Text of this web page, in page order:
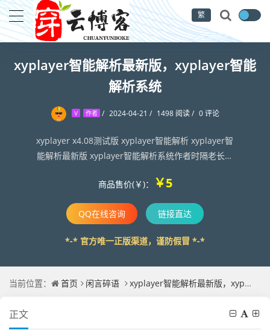
繁
xyplayer智能解析最新版，xyplayer智能
解析系统
V 作者 / 2024-04-21 / 1498 阅读 / 0 评论
xyplayer x4.08测试版 xyplayer智能解析 xyplayer智
能解析最新版 xyplayer智能解析系统作者时隔老长一
些功能这和那些自己二次开发的有些不同XyPlayer 智
能解析 X4安装须知：主目录文件结构及...
商品售价(￥)： ￥5
QQ在线咨询 链接直达
*-* 官方唯一正版渠道，谨防假冒 *-*
当前位置： 首页 闲言碎语 xyplayer智能解析最新版，xyplayer智能解析系统
正文